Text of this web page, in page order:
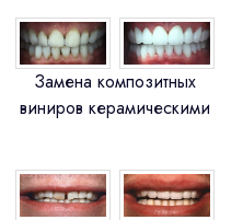
Замена композитных
виниров керамическими